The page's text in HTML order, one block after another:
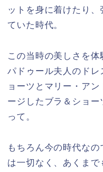
ットを身に着けたり
ていた時代。
この当時の美しさを
パドゥール夫人のド
ョーツとマリー・ア
ージしたブラ＆ショ
って。
もちろん今の時代な
は一切なく、あくま